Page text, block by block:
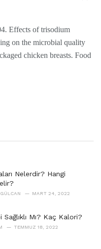
Effects of trisodium
on the microbial quality
chicken breasts. Food
Nelerdir? Hangi
MART 24, 2022
Mı? Kaç Kalori?
TEMMUZ 18, 2022